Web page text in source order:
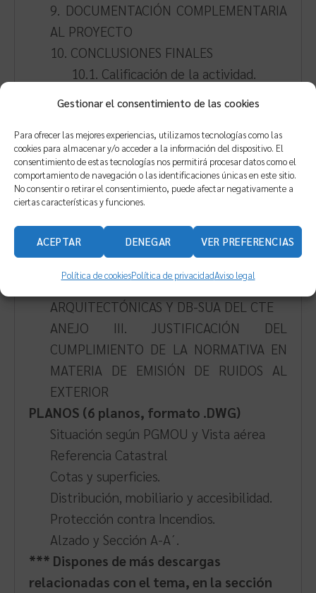
Gestionar el consentimiento de las cookies
Para ofrecer las mejores experiencias, utilizamos tecnologías como las
cookies para almacenar y/o acceder a la información del dispositivo. El
consentimiento de estas tecnologías nos permitirá procesar datos como el
comportamiento de navegación o las identificaciones únicas en este sitio.
No consentir o retirar el consentimiento, puede afectar negativamente a
ciertas características y funciones.
ACEPTAR DENEGAR VER PREFERENCIAS
Política de cookiesPolítica de privacidadAviso legal
9. DOCUMENTACIÓN COMPLEMENTARIA
AL PROYECTO
10. CONCLUSIONES FINALES
10.1. Calificación de la actividad.
ANEJO I. JUSTIFICACIÓN DEL
CUMPLIMIENTO DEL DB-SI DE
SEGURIDAD EN CASO DE INCENDIO DEL
CÓDIGO TÉCNICO DE LA EDIFICACIÓN
CUMPLIMIENTO DE LA LEY 1/1998 DE 5
SUPRESIÓN DE BARRERAS
ARQUITECTÓNICAS Y DB-SUA DEL CTE
ANEJO III. JUSTIFICACIÓN DEL
CUMPLIMIENTO DE LA NORMATIVA EN
MATERIA DE EMISIÓN DE RUIDOS AL
EXTERIOR
PLANOS (6 planos, formato .DWG)
Situación según PGMOU y Vista aérea
Referencia Catastral
Cotas y superficies.
Distribución, mobiliario y accesibilidad.
Protección contra Incendios.
Alzado y Sección A-A´.
*** Dispones de más descargas
relacionadas con el tema, en la sección